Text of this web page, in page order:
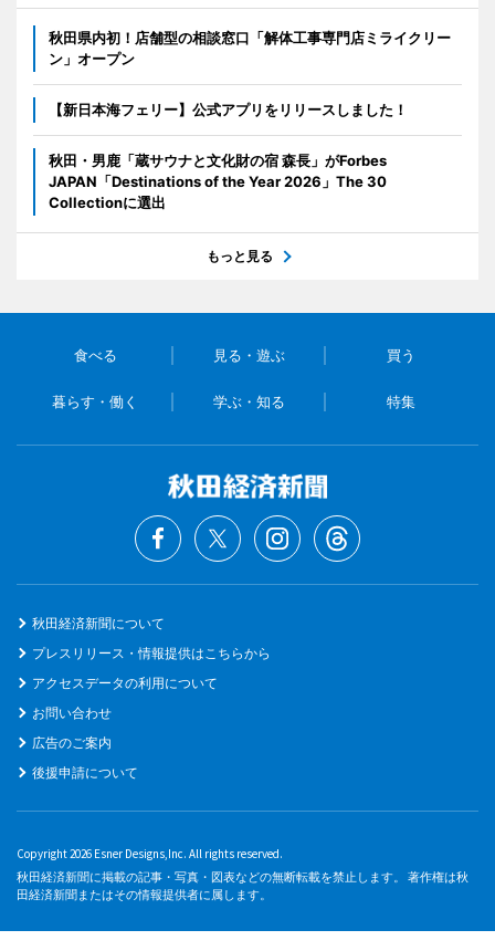
秋田県内初！店舗型の相談窓口「解体工事専門店ミライクリー
ン」オープン
【新日本海フェリー】公式アプリをリリースしました！
秋田・男鹿「蔵サウナと文化財の宿 森長」がForbes
JAPAN「Destinations of the Year 2026」The 30
Collectionに選出
もっと見る
食べる 見る・遊ぶ 買う
暮らす・働く 学ぶ・知る 特集
秋田経済新聞について
プレスリリース・情報提供はこちらから
アクセスデータの利用について
お問い合わせ
広告のご案内
後援申請について
Copyright 2026 Esner Designs,Inc. All rights reserved.
秋田経済新聞に掲載の記事・写真・図表などの無断転載を禁止します。 著作権は秋
田経済新聞またはその情報提供者に属します。